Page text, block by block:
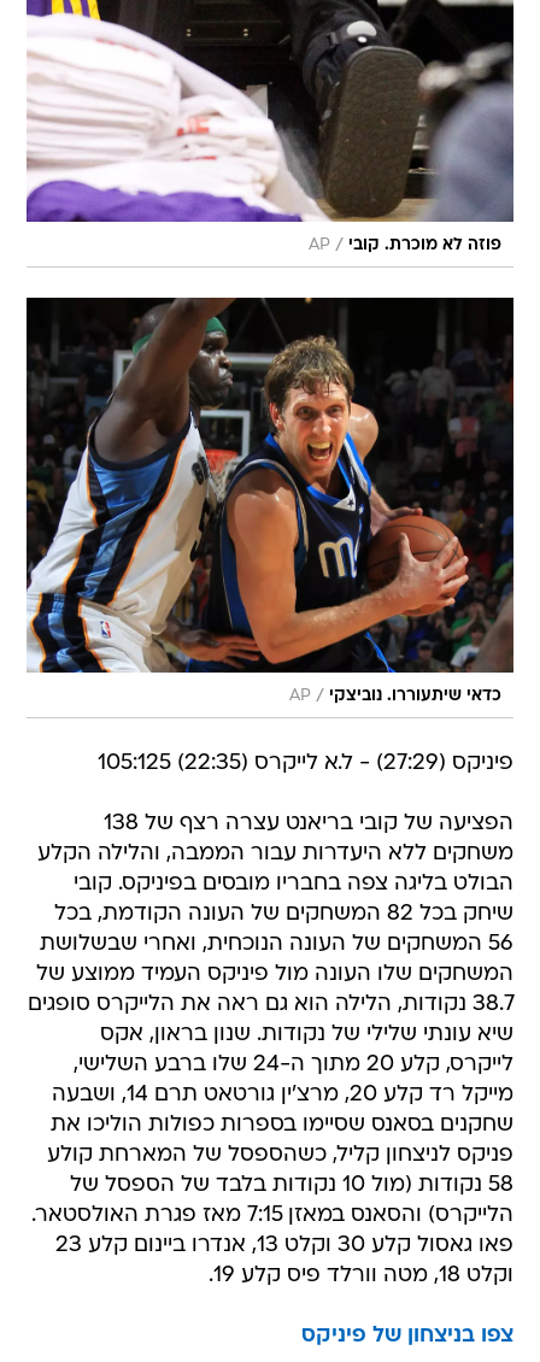
פוזה לא מוכרת. קובי /
AP
כדאי שיתעוררו. נוביצקי /
AP
פיניקס (27:29) - ל.א לייקרס (22:35) 105:125
הפציעה של קובי בריאנט עצרה רצף של 138
משחקים ללא היעדרות עבור הממבה, והלילה הקלע
הבולט בליגה צפה בחבריו מובסים בפיניקס. קובי
שיחק בכל 82 המשחקים של העונה הקודמת, בכל
56 המשחקים של העונה הנוכחית, ואחרי שבשלושת
המשחקים שלו העונה מול פיניקס העמיד ממוצע של
38.7 נקודות, הלילה הוא גם ראה את הלייקרס סופגים
שיא עונתי שלילי של נקודות. שנון בראון, אקס
לייקרס, קלע 20 מתוך ה-24 שלו ברבע השלישי,
מייקל רד קלע 20, מרצ'ין גורטאט תרם 14, ושבעה
שחקנים בסאנס שסיימו בספרות כפולות הוליכו את
פניקס לניצחון קליל, כשהספסל של המארחת קולע
58 נקודות (מול 10 נקודות בלבד של הספסל של
הלייקרס) והסאנס במאזן 7:15 מאז פגרת האולסטאר.
פאו גאסול קלע 30 וקלט 13, אנדרו ביינום קלע 23
וקלט 18, מטה וורלד פיס קלע 19.
צפו בניצחון של פיניקס